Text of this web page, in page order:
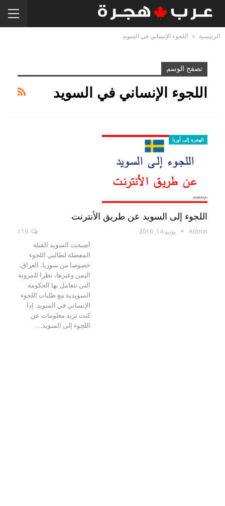
الرئيسية اللجوء الإنساني في السويد
تصفح الوسم
اللجوء الإنساني في السويد
الهجرة إلى أوربا
اللجوء إلى السويد عن طريق الأنترنت
Admin يونيو 14, 2016
أصبحت السويد القبلة
المفضلة لطالبي اللجوء
خصوصا من سوريا، العراق،
اليمن وغيرها، نظرا للمرونة
التي تتعامل بها الحكومة
السويدية مع طلبات اللجوء
الإنساني في السويد. إذا
كنت تريد معلومات عن
اللجوء إلى السويد.…